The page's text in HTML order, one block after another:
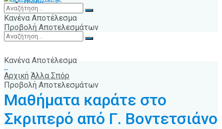
Radio
Κανένα Αποτέλεσμα
Προβολή Αποτελεσμάτων
Κανένα Αποτέλεσμα
Προβολή Αποτελεσμάτων
Αρχική Άλλα Σπόρ
Μαθήματα καράτε στο
Σκριπερό από Γ. Βοντετσιάνο